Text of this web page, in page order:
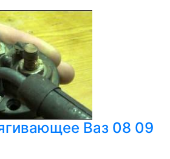
Ваз 08 09